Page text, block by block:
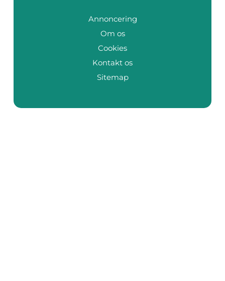
Annoncering
Om os
Cookies
Kontakt os
Sitemap